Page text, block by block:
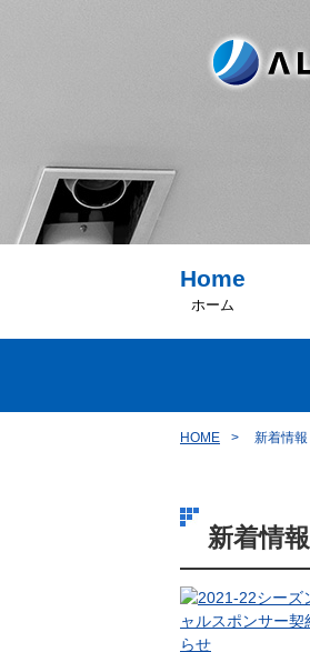
Home
ホーム
HOME 新着情報
新着情報